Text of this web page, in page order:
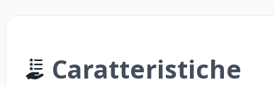
Caratteristiche